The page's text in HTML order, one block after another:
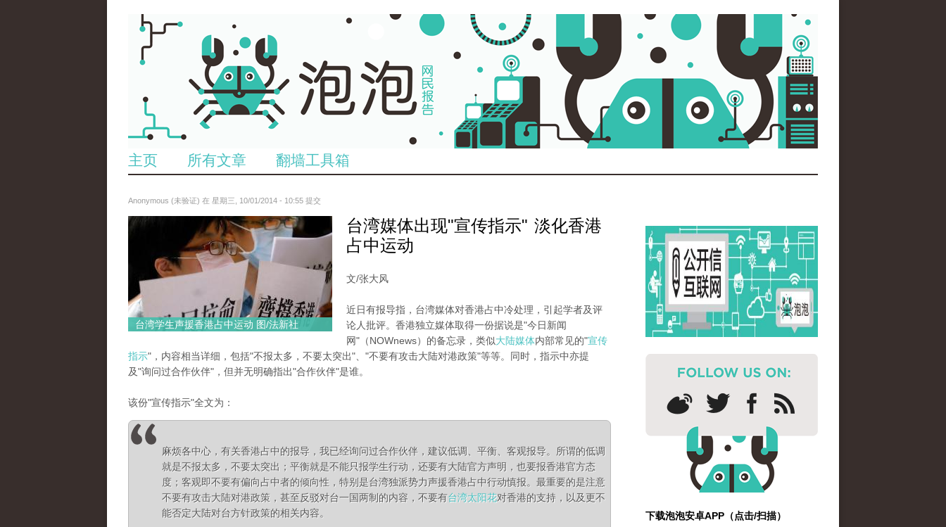
主页 所有文章 翻墙工具箱
Anonymous (未验证) 在 星期三, 10/01/2014 - 10:55 提交
anp-29264546.jpg
台湾学生声援香港占中运动 图/法新社
台湾媒体出现"宣传指示" 淡化香港
占中运动
文/张大风
近日有报导指，台湾媒体对香港占中冷处理，引起学者及评
论人批评。 香港独立媒体取得一份据说是"今日新闻
网"（NOWnews）的备忘录，类似大陆媒体内部常见的"宣传
指示"，内容相当详细，包括"不报太多，不要太突出"、"不要有攻击大陆对港政策"等等。
同时，指示中亦提
及"询问过合作伙伴"，但并无明确指出"合作伙伴"是谁。
该份"宣传指示"全文为：
麻烦各中心，有关香港占中的报导，我已经询问过合作伙伴，建议低调、平衡、客观报导。所谓的低调
就是不报太多，不要太突出；平衡就是不能只报学生行动，还要有大陆官方声明，也要报香港官方态
度；客观即不要有偏向占中者的倾向性，特别是台湾独派势力声援香港占中行动慎报。最重要的是注意
不要有攻击大陆对港政策 ，甚至反驳对台一国两制的内容，不要有台湾太阳花对香港的支持，以及更不
能否定大陆对台方针政策的相关内容。
下载泡泡安卓APP（点击/扫描）